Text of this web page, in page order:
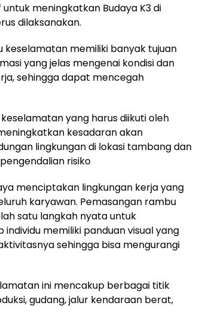
meningkatkan Budaya K3 di
dilaksanakan.
keselamatan memiliki banyak tujuan
yang jelas mengenai kondisi dan
sehingga dapat mencegah
yang harus diikuti oleh
kesadaran akan
lingkungan di lokasi tambang dan
risiko
menciptakan lingkungan kerja yang
karyawan. Pemasangan rambu
satu langkah nyata untuk
memiliki panduan visual yang
sehingga bisa mengurangi
ini mencakup berbagai titik
gudang, jalur kendaraan berat,